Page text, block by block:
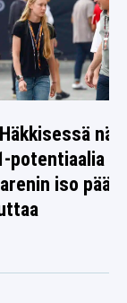
potentiaalia –
iso